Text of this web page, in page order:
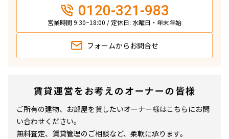
0120-321-983
営業時間 9:30~18:00 / 定休日: 水曜日・年末年始
フォームから お問合せ
賃貸運営をお考えのオーナーの皆様
ご所有の建物、お部屋を貸したいオーナー様はこちらにお問
い合わせください。
無料査定、賃貸管理のご相談など、柔軟に承ります。